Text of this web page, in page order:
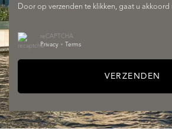
Door op verzenden te klikken, gaat u akkoord
reCAPTCHA
Privacy • Terms
VERZENDEN